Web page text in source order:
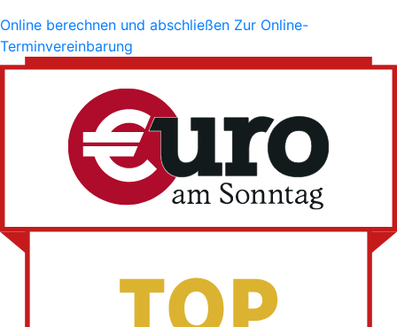
Online berechnen und abschließen Zur Online-
Terminvereinbarung